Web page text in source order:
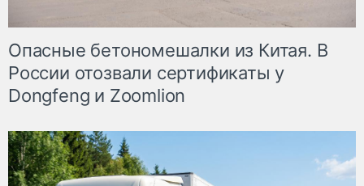
Опасные бетономешалки из Китая. В
России отозвали сертификаты у
Dongfeng и Zoomlion